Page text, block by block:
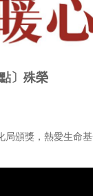
〕殊榮
頒獎，熱愛生命